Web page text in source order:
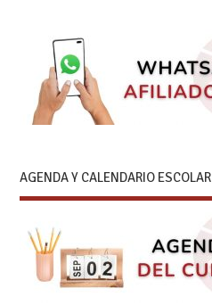
AGENDA Y CALENDARIO ESCOLAR